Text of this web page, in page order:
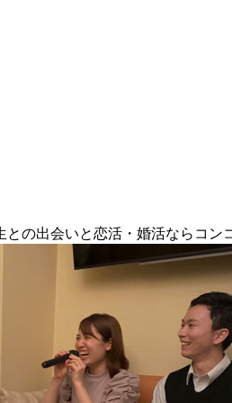
の出会いと恋活・婚活ならコ